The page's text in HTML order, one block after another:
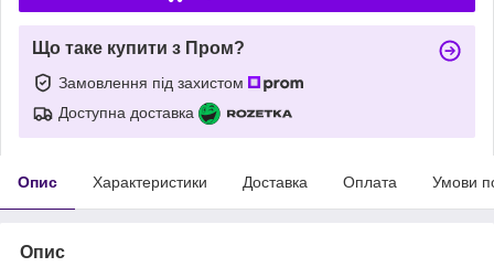
Що таке купити з Пром?
Замовлення під захистом
Доступна доставка
Опис Характеристики Доставка Оплата Умови
Опис